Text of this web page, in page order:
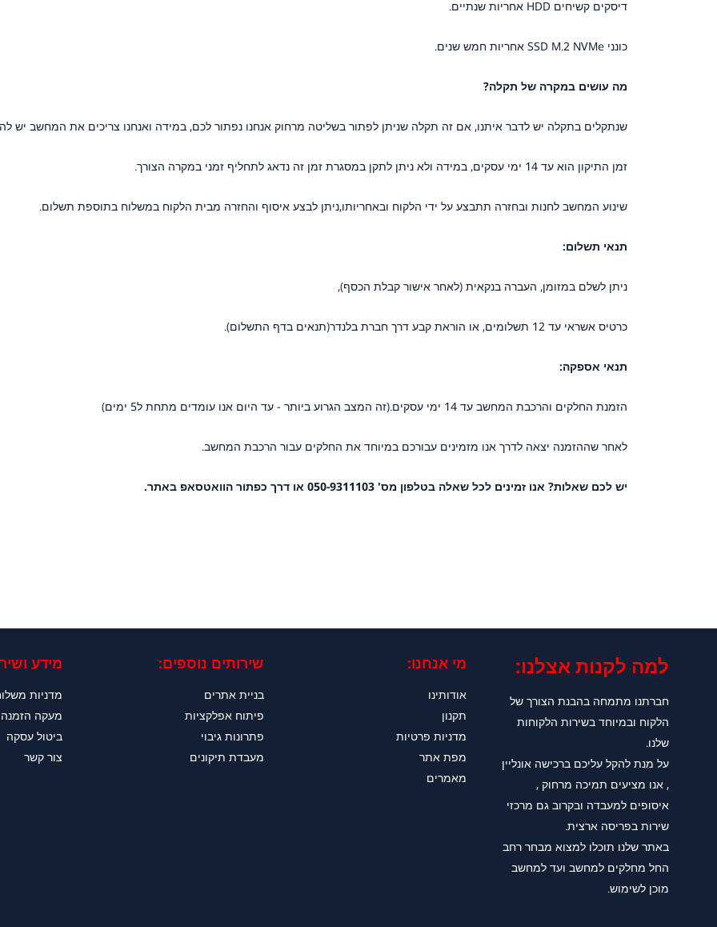
דיסקים קשיחים HDD אחריות שנתיים.
כונני SSD M.2 NVMe אחריות חמש שנים.
מה עושים במקרה של תקלה?
שנתקלים בתקלה יש לדבר איתנו, אם זה תקלה שניתן לפתור בשליטה מרחוק אנחנו נפתור לכם, במידה ואנחנו צריכים את המחשב יש
זמן התיקון הוא עד 14 ימי עסקים, במידה ולא ניתן לתקן במסגרת זמן זה נדאג לתחליף זמני במקרה הצורך.
שינוע המחשב לחנות ובחזרה תתבצע על ידי הלקוח ובאחריותו,ניתן לבצע איסוף והחזרה מבית הלקוח במשלוח בתוספת תשלום.
תנאי תשלום:
ניתן לשלם במזומן, העברה בנקאית (לאחר אישור קבלת הכסף),
כרטיס אשראי עד 12 תשלומים, או הוראת קבע דרך חברת בלנדר(תנאים בדף התשלום).
תנאי אספקה:
הזמנת החלקים והרכבת המחשב עד 14 ימי עסקים.(זה המצב הגרוע ביותר - עד היום אנו עומדים מתחת ל5 ימים)
לאחר שההזמנה יצאה לדרך אנו מזמינים עבורכם במיוחד את החלקים עבור הרכבת המחשב.
יש לכם שאלות? אנו זמינים לכל שאלה בטלפון מס' 050-9311103 או דרך כפתור הוואטסאפ באתר.
למה לקנות אצלנו:​
חברתנו מתמחה בהבנת הצורך של
הלקוח ובמיוחד בשירות הלקוחות
שלנו.
על מנת להקל עליכם ברכישה אונליין
, אנו מציעים תמיכה מרחוק ,
איסופים למעבדה ובקרוב גם מרכזי
שירות בפריסה ארצית.
באתר שלנו תוכלו למצוא מבחר רחב
החל מחלקים למחשב ועד למחשב
מוכן לשימוש.
מי אנחנו:
אודותינו
תקנון
מדניות פרטיות
מפת אתר
מאמרים
שירותים נוספים:
בניית אתרים
פיתוח אפלקציות
פתרונות גיבוי
מעבדת תיקונים
מידע
מדניות
מעקה הזמנה
ביטול עסקה
צור קשר